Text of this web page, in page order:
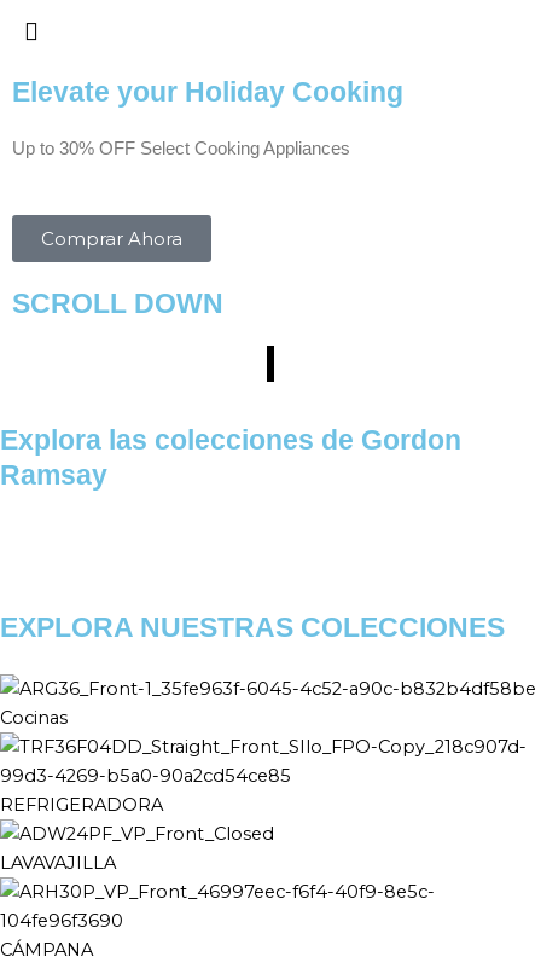
Elevate your Holiday Cooking
Up to 30% OFF Select Cooking Appliances
Comprar Ahora
SCROLL DOWN
Explora las colecciones de Gordon
Ramsay
EXPLORA NUESTRAS COLECCIONES
Cocinas
REFRIGERADORA
LAVAVAJILLA
CÁMPANA